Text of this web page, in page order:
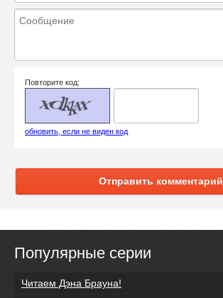
Повторите код:
обновить, если не виден код
Отправить комментарий
Популярные серии
Читаем Дэна Брауна!